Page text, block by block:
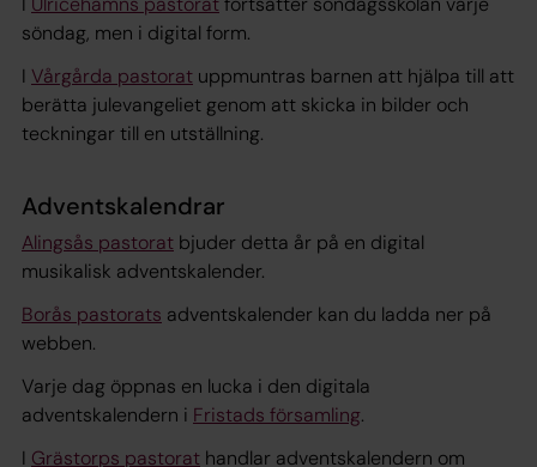
söndag, men i digital form.
I Vårgårda pastorat uppmuntras barnen att hjälpa till att
berätta julevangeliet genom att skicka in bilder och
teckningar till en utställning.
Adventskalendrar
Alingsås pastorat bjuder detta år på en digital
musikalisk adventskalender.
Borås pastorats adventskalender kan du ladda ner på
webben.
Varje dag öppnas en lucka i den digitala
adventskalendern i Fristads församling.
I Grästorps pastorat handlar adventskalendern om